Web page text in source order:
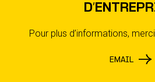
Pour plus d’informations,
EMAIL